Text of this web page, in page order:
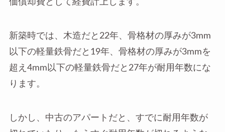
価償却費として経費計上します。
新築時では、木造だと22年、骨格材の厚みが3mm
以下の軽量鉄骨だと19年、骨格材の厚みが3mmを
超え4mm以下の軽量鉄骨だと27年が耐用年数にな
ります。
しかし、中古のアパートだと、すでに耐用年数が